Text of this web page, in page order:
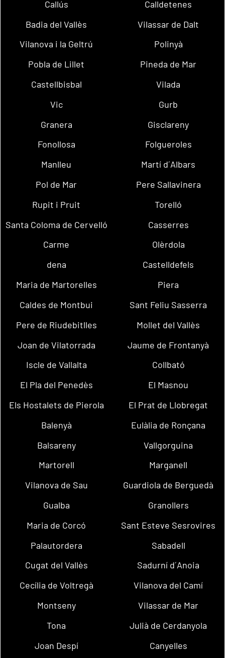
Callús
Calldetenes
Badia del Vallès
Vilassar de Dalt
Vilanova i la Geltrú
Polinyà
Pobla de Lillet
Pineda de Mar
Castellbisbal
Vilada
Vic
Gurb
Granera
Gisclareny
Fonollosa
Folgueroles
Manlleu
Martí d´Albars
Pol de Mar
Pere Sallavinera
Rupit i Pruit
Torelló
Santa Coloma de Cervelló
Casserres
Carme
Olèrdola
dena
Castelldefels
Maria de Martorelles
Piera
Caldes de Montbui
Sant Feliu Sasserra
Pere de Riudebitlles
Mollet del Vallès
Joan de Vilatorrada
Jaume de Frontanyà
Iscle de Vallalta
Collbató
El Pla del Penedès
El Masnou
Els Hostalets de Pierola
El Prat de Llobregat
Balenyà
Eulàlia de Ronçana
Balsareny
Vallgorguina
Martorell
Marganell
Vilanova de Sau
Guardiola de Berguedà
Gualba
Granollers
Maria de Corcó
Sant Esteve Sesrovires
Palautordera
Sabadell
Cugat del Vallès
Sadurní d´Anoia
Cecília de Voltregà
Vilanova del Camí
Montseny
Vilassar de Mar
Tona
Julià de Cerdanyola
Joan Despí
Canyelles